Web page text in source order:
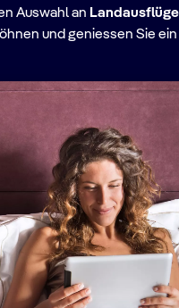
Auswahl an
und geniessen Sie